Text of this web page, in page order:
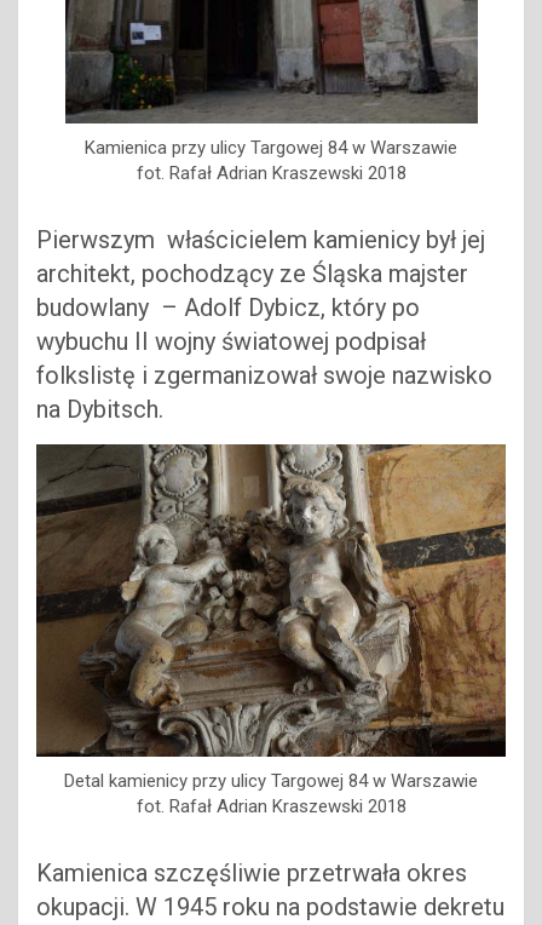
Kamienica przy ulicy Targowej 84 w Warszawie
fot. Rafał Adrian Kraszewski 2018
Pierwszym właścicielem kamienicy był jej
architekt, pochodzący ze Śląska majster
budowlany – Adolf Dybicz, który po
wybuchu II wojny światowej podpisał
folkslistę i zgermanizował swoje nazwisko
na Dybitsch.
Detal kamienicy przy ulicy Targowej 84 w Warszawie
fot. Rafał Adrian Kraszewski 2018
Kamienica szczęśliwie przetrwała okres
okupacji. W 1945 roku na podstawie dekretu